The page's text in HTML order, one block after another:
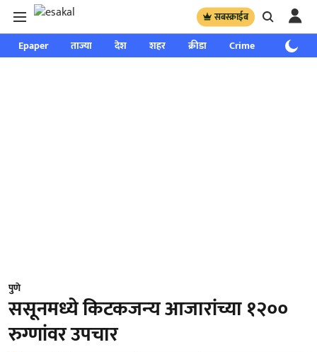
सबस्क्राईब
Epaper ताज्या देश शहर क्रीडा Crime साप्ताहिक
पुणे
ससूनमध्‍ये किटकजन्‍य आजारांच्या १२००
रुग्‍णांवर उपचार